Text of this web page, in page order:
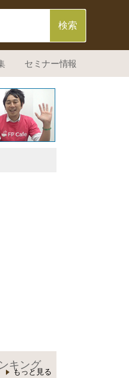
セミナー情報
キング
もっと見る